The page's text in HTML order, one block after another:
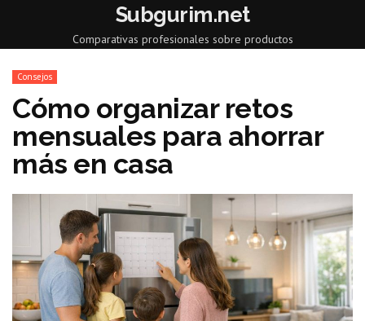
Subgurim.net
Comparativas profesionales sobre productos
Consejos
Cómo organizar retos
mensuales para ahorrar
más en casa